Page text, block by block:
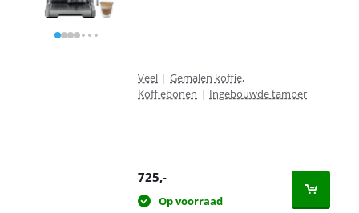
Veel | Gemalen koffie,
Koffiebonen | Ingebouwde tamper
725,-
Op voorraad